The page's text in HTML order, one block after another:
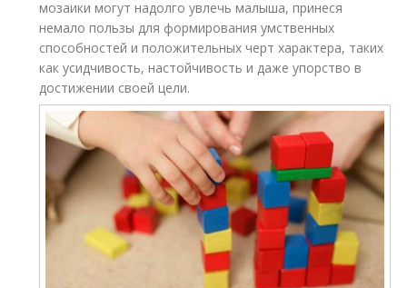
мозаики могут надолго увлечь малыша, принеся
немало пользы для формирования умственных
способностей и положительных черт характера, таких
как усидчивость, настойчивость и даже упорство в
достижении своей цели.